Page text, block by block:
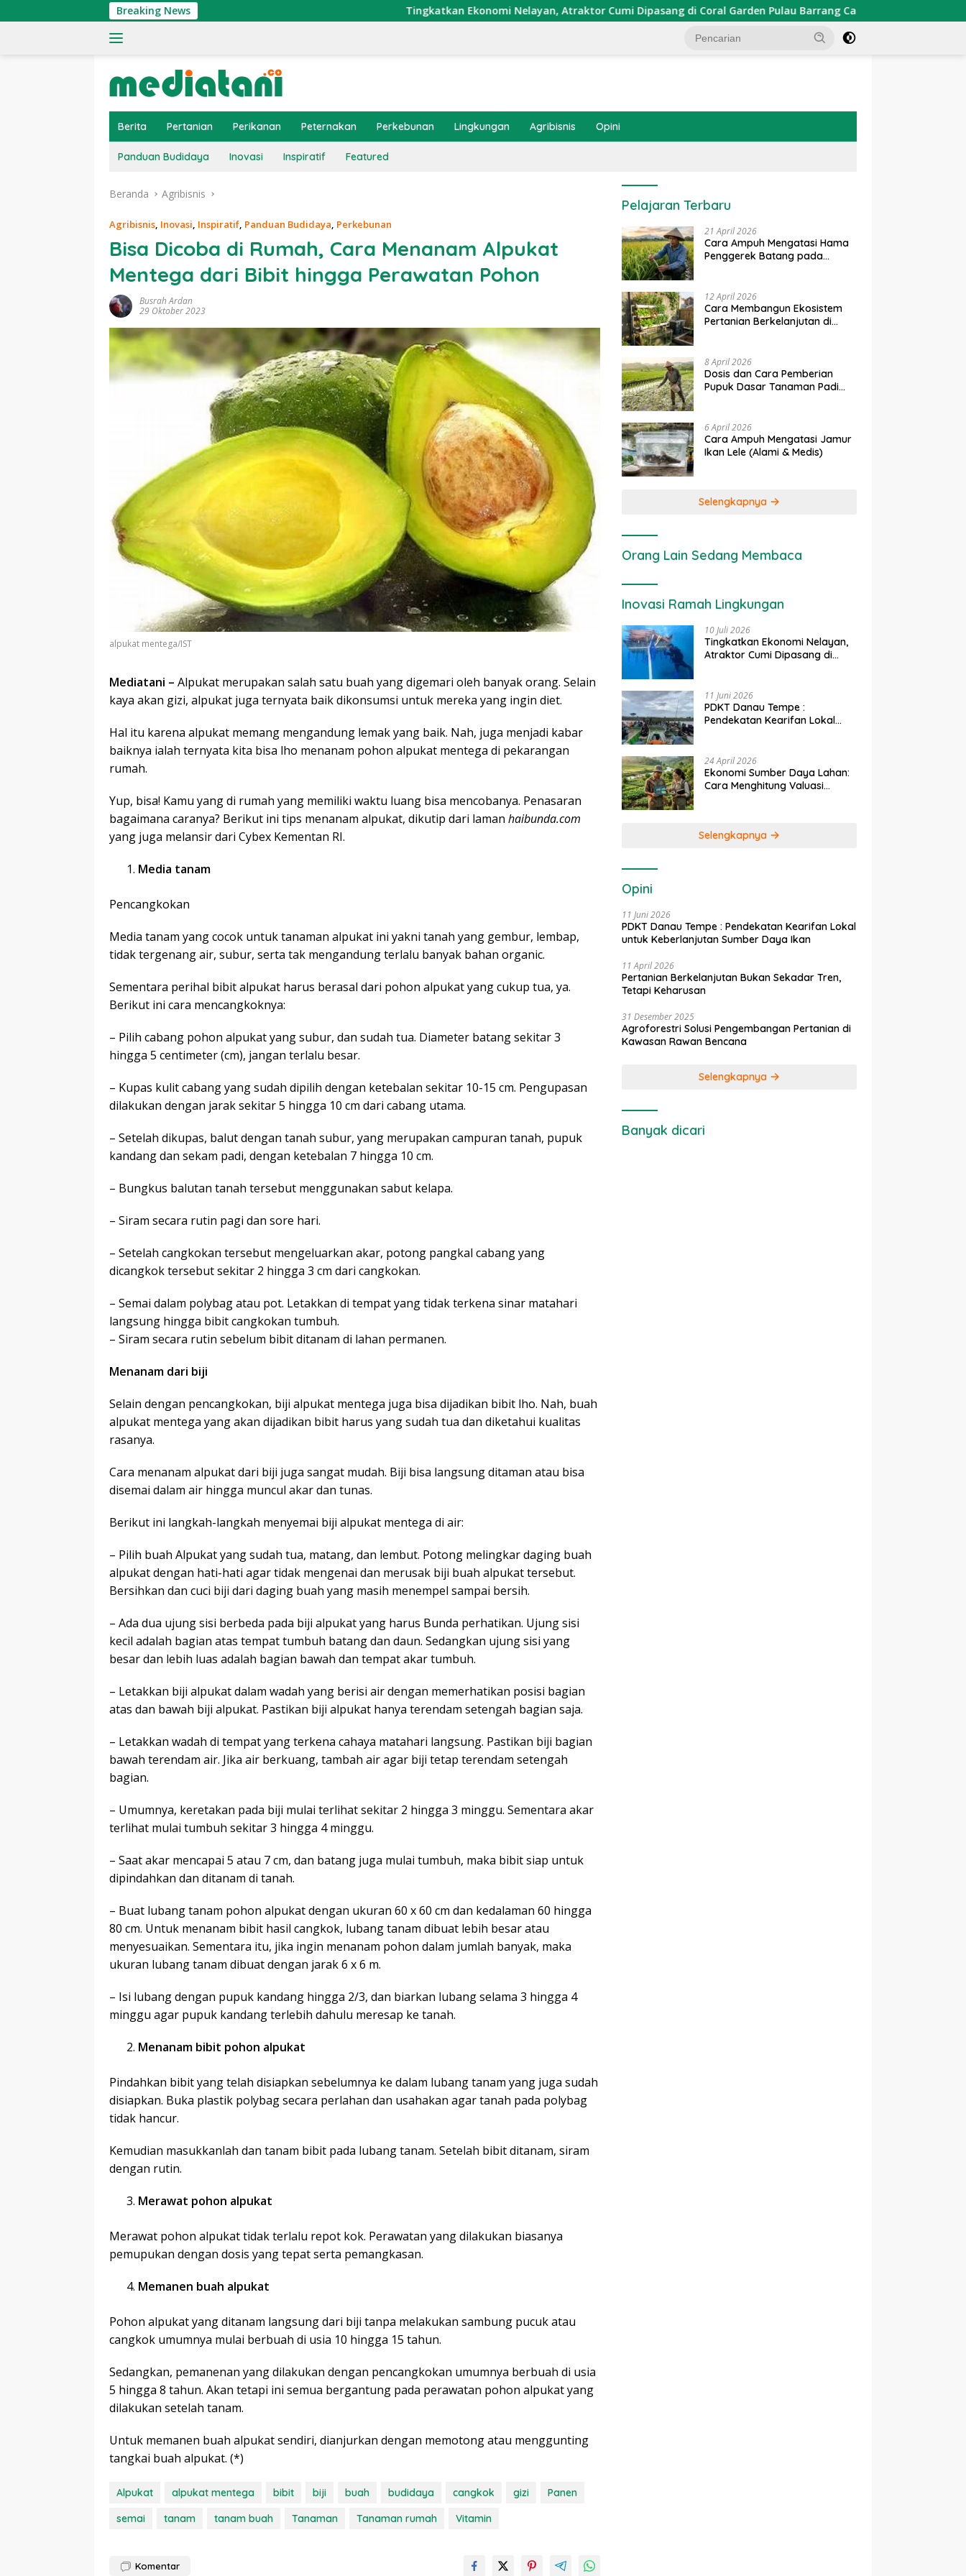
ke
Breaking News Tingkatkan Ekonomi Nelayan, Atraktor Cumi Dipasang di Coral Garden Pulau Barrang Caddi PDKT Danau Tempe :
Berita Pertanian Perikanan Peternakan Perkebunan Lingkungan Agribisnis Opini
Panduan Budidaya Inovasi Inspiratif Featured
Beranda Agribisnis
Agribisnis, Inovasi, Inspiratif, Panduan Budidaya, Perkebunan
Bisa Dicoba di Rumah, Cara Menanam Alpukat
Mentega dari Bibit hingga Perawatan Pohon
Busrah Ardan
29 Oktober 2023
alpukat mentega/IST
Mediatani – Alpukat merupakan salah satu buah yang digemari oleh banyak orang. Selain
kaya akan gizi, alpukat juga ternyata baik dikonsumsi untuk mereka yang ingin diet.
Hal itu karena alpukat memang mengandung lemak yang baik. Nah, juga menjadi kabar
baiknya ialah ternyata kita bisa lho menanam pohon alpukat mentega di pekarangan
rumah.
Yup, bisa! Kamu yang di rumah yang memiliki waktu luang bisa mencobanya. Penasaran
bagaimana caranya? Berikut ini tips menanam alpukat, dikutip dari laman haibunda.com
yang juga melansir dari Cybex Kementan RI.
Media tanam
Pencangkokan
Media tanam yang cocok untuk tanaman alpukat ini yakni tanah yang gembur, lembap,
tidak tergenang air, subur, serta tak mengandung terlalu banyak bahan organic.
Sementara perihal bibit alpukat harus berasal dari pohon alpukat yang cukup tua, ya.
Berikut ini cara mencangkoknya:
– Pilih cabang pohon alpukat yang subur, dan sudah tua. Diameter batang sekitar 3
hingga 5 centimeter (cm), jangan terlalu besar.
– Kupas kulit cabang yang sudah dipilih dengan ketebalan sekitar 10-15 cm. Pengupasan
dilakukan dengan jarak sekitar 5 hingga 10 cm dari cabang utama.
– Setelah dikupas, balut dengan tanah subur, yang merupakan campuran tanah, pupuk
kandang dan sekam padi, dengan ketebalan 7 hingga 10 cm.
– Bungkus balutan tanah tersebut menggunakan sabut kelapa.
– Siram secara rutin pagi dan sore hari.
– Setelah cangkokan tersebut mengeluarkan akar, potong pangkal cabang yang
dicangkok tersebut sekitar 2 hingga 3 cm dari cangkokan.
– Semai dalam polybag atau pot. Letakkan di tempat yang tidak terkena sinar matahari
langsung hingga bibit cangkokan tumbuh.
– Siram secara rutin sebelum bibit ditanam di lahan permanen.
Menanam dari biji
Selain dengan pencangkokan, biji alpukat mentega juga bisa dijadikan bibit lho. Nah, buah
alpukat mentega yang akan dijadikan bibit harus yang sudah tua dan diketahui kualitas
rasanya.
Cara menanam alpukat dari biji juga sangat mudah. Biji bisa langsung ditaman atau bisa
disemai dalam air hingga muncul akar dan tunas.
Berikut ini langkah-langkah menyemai biji alpukat mentega di air:
– Pilih buah Alpukat yang sudah tua, matang, dan lembut. Potong melingkar daging buah
alpukat dengan hati-hati agar tidak mengenai dan merusak biji buah alpukat tersebut.
Bersihkan dan cuci biji dari daging buah yang masih menempel sampai bersih.
– Ada dua ujung sisi berbeda pada biji alpukat yang harus Bunda perhatikan. Ujung sisi
kecil adalah bagian atas tempat tumbuh batang dan daun. Sedangkan ujung sisi yang
besar dan lebih luas adalah bagian bawah dan tempat akar tumbuh.
– Letakkan biji alpukat dalam wadah yang berisi air dengan memerhatikan posisi bagian
atas dan bawah biji alpukat. Pastikan biji alpukat hanya terendam setengah bagian saja.
– Letakkan wadah di tempat yang terkena cahaya matahari langsung. Pastikan biji bagian
bawah terendam air. Jika air berkuang, tambah air agar biji tetap terendam setengah
bagian.
– Umumnya, keretakan pada biji mulai terlihat sekitar 2 hingga 3 minggu. Sementara akar
terlihat mulai tumbuh sekitar 3 hingga 4 minggu.
– Saat akar mencapai 5 atau 7 cm, dan batang juga mulai tumbuh, maka bibit siap untuk
dipindahkan dan ditanam di tanah.
– Buat lubang tanam pohon alpukat dengan ukuran 60 x 60 cm dan kedalaman 60 hingga
80 cm. Untuk menanam bibit hasil cangkok, lubang tanam dibuat lebih besar atau
menyesuaikan. Sementara itu, jika ingin menanam pohon dalam jumlah banyak, maka
ukuran lubang tanam dibuat dengan jarak 6 x 6 m.
– Isi lubang dengan pupuk kandang hingga 2/3, dan biarkan lubang selama 3 hingga 4
minggu agar pupuk kandang terlebih dahulu meresap ke tanah.
Menanam bibit pohon alpukat
Pindahkan bibit yang telah disiapkan sebelumnya ke dalam lubang tanam yang juga sudah
disiapkan. Buka plastik polybag secara perlahan dan usahakan agar tanah pada polybag
tidak hancur.
Kemudian masukkanlah dan tanam bibit pada lubang tanam. Setelah bibit ditanam, siram
dengan rutin.
Merawat pohon alpukat
Merawat pohon alpukat tidak terlalu repot kok. Perawatan yang dilakukan biasanya
pemupukan dengan dosis yang tepat serta pemangkasan.
Memanen buah alpukat
Pohon alpukat yang ditanam langsung dari biji tanpa melakukan sambung pucuk atau
cangkok umumnya mulai berbuah di usia 10 hingga 15 tahun.
Sedangkan, pemanenan yang dilakukan dengan pencangkokan umumnya berbuah di usia
5 hingga 8 tahun. Akan tetapi ini semua bergantung pada perawatan pohon alpukat yang
dilakukan setelah tanam.
Untuk memanen buah alpukat sendiri, dianjurkan dengan memotong atau menggunting
tangkai buah alpukat. (*)
Alpukat alpukat mentega bibit biji buah budidaya cangkok gizi
Panen
semai
tanam tanam buah Tanaman Tanaman rumah Vitamin
Komentar
Pelajaran Terbaru
21 April 2026
Cara Ampuh Mengatasi Hama
Penggerek Batang pada
12 April 2026
Cara Membangun Ekosistem
Pertanian Berkelanjutan di
8 April 2026
Dosis dan Cara Pemberian
Pupuk Dasar Tanaman Padi
6 April 2026
Cara Ampuh Mengatasi Jamur
Ikan Lele (Alami & Medis)
Selengkapnya
Orang Lain Sedang Membaca
Inovasi Ramah Lingkungan
10 Juli 2026
Tingkatkan Ekonomi Nelayan,
Atraktor Cumi Dipasang di
11 Juni 2026
PDKT Danau Tempe :
Pendekatan Kearifan Lokal
24 April 2026
Ekonomi Sumber Daya Lahan:
Cara Menghitung Valuasi
Selengkapnya
Opini
11 Juni 2026
PDKT Danau Tempe : Pendekatan Kearifan Lokal
untuk Keberlanjutan Sumber Daya Ikan
11 April 2026
Pertanian Berkelanjutan Bukan Sekadar Tren,
Tetapi Keharusan
31 Desember 2025
Agroforestri Solusi Pengembangan Pertanian di
Kawasan Rawan Bencana
Selengkapnya
Banyak dicari